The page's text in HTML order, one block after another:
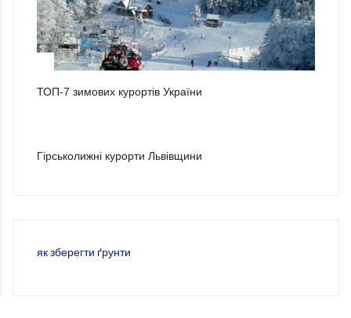
ТОП-7 зимових курортів України
Гірськолижні курорти Львівщини
як зберегти ґрунти